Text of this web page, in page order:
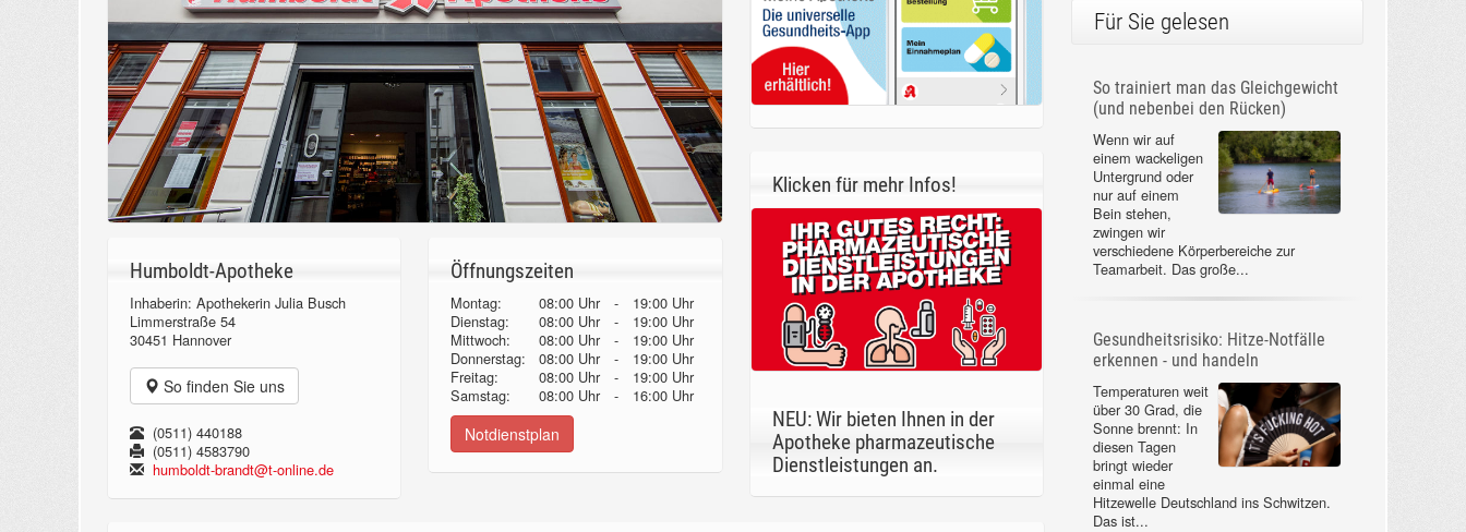
Humboldt-Apotheke
Inhaberin: Apothekerin Julia Busch
Limmerstraße 54
30451 Hannover
So finden Sie uns
(0511) 440188
(0511) 4583790
humboldt-brandt@t-online.de
Öffnungszeiten
Montag: 08:00 Uhr -
19:00 Uhr
Dienstag:
08:00 Uhr -
19:00 Uhr
Mittwoch:
08:00 Uhr -
19:00 Uhr
Donnerstag:08:00 Uhr -
19:00 Uhr
Freitag:
08:00 Uhr -
19:00 Uhr
Samstag:
08:00 Uhr - 16:00 Uhr
Notdienstplan
Klicken für mehr Infos!
NEU: Wir bieten Ihnen in der
Apotheke pharmazeutische
Dienstleistungen an.
Für Sie gelesen
So trainiert man das Gleichgewicht
(und nebenbei den Rücken)
Wenn wir auf
einem wackeligen
Untergrund oder
nur auf einem
Bein stehen,
zwingen wir
verschiedene Körperbereiche zur
Teamarbeit. Das große...
Gesundheitsrisiko: Hitze-Notfälle
erkennen - und handeln
Temperaturen weit
über 30 Grad, die
Sonne brennt: In
diesen Tagen
bringt wieder
einmal eine
Hitzewelle Deutschland ins Schwitzen.
Das ist...